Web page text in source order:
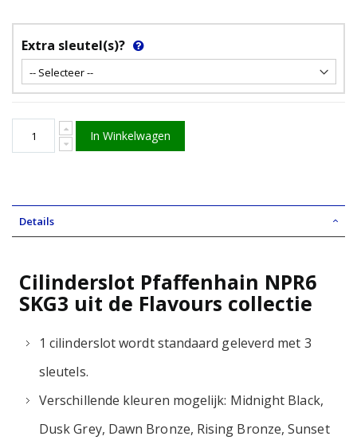
Extra sleutel(s)?
In Winkelwagen
Details
Cilinderslot Pfaffenhain NPR6
SKG3 uit de Flavours collectie
1 cilinderslot wordt standaard geleverd met 3
sleutels.
Verschillende kleuren mogelijk: Midnight Black,
Dusk Grey, Dawn Bronze, Rising Bronze, Sunset